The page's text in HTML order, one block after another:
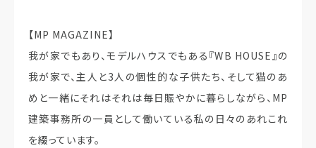
【MP MAGAZINE】
我が家でもあり、モデルハウスでもある『WB HOUSE』の
我が家で、主人と3人の個性的な子供たち、そして猫のあ
めと一緒にそれはそれは毎日賑やかに暮らしながら、MP
建築事務所の一員として働いている私の日々のあれこれ
を綴っています。